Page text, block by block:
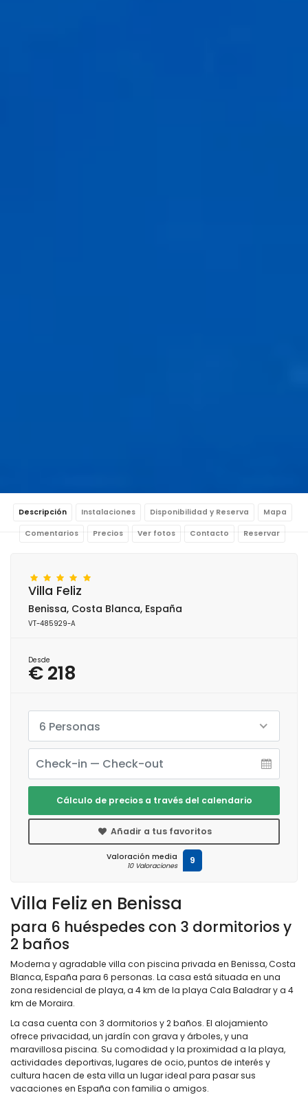
Descripción Instalaciones Disponibilidad y Reserva Mapa
Comentarios Precios Ver fotos Contacto Reservar
Villa Feliz en Benissa
para 6 huéspedes con 3 dormitorios y
2 baños
Moderna y agradable villa con piscina privada en Benissa, Costa
Blanca, España para 6 personas. La casa está situada en una
zona residencial de playa, a 4 km de la playa Cala Baladrar y a 4
km de Moraira.
La casa cuenta con 3 dormitorios y 2 baños. El alojamiento
ofrece privacidad, un jardín con grava y árboles, y una
maravillosa piscina. Su comodidad y la proximidad a la playa,
actividades deportivas, lugares de ocio, puntos de interés y
cultura hacen de esta villa un lugar ideal para pasar sus
vacaciones en España con familia o amigos.
Villa Feliz
Benissa, Costa Blanca, España
VT-485929-A
Desde
€ 218
6 Personas
Cálculo de precios a través del calendario
Añadir a tus favoritos
Valoración media
10 Valoraciones 9